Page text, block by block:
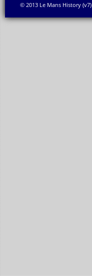
© 2013 Le Mans History (v7)